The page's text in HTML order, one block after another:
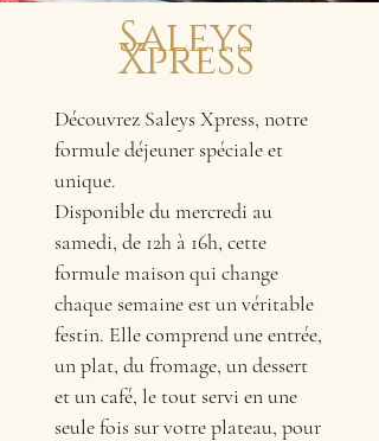
Saleys
Xpress
Découvrez Saleys Xpress, notre
formule déjeuner spéciale et
unique.
Disponible du mercredi au
samedi, de 12h à 16h, cette
formule maison qui change
chaque semaine est un véritable
festin. Elle comprend une entrée,
un plat, du fromage, un dessert
et un café, le tout servi en une
seule fois sur votre plateau, pour